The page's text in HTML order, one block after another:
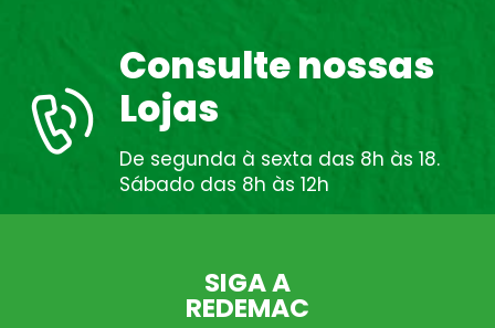
Consulte nossas
Lojas
De segunda à sexta das 8h às 18.
Sábado das 8h às 12h
SIGA A
REDEMAC